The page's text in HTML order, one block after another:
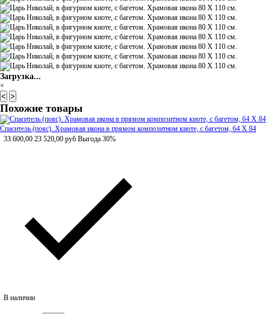
Загрузка...
×
< >
Похожие товары
Спаситель (пояс). Храмовая икона в прямом композитном киоте, с багетом, 64 Х 84
33 600,00 23 520,00 руб Выгода 30%
В наличии